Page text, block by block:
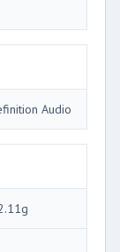
Audio